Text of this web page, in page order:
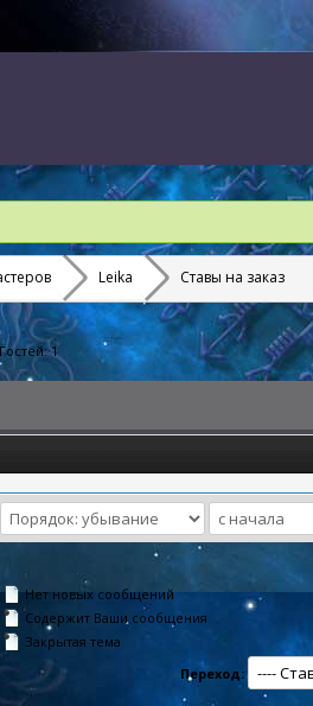
Leika Ставы на заказ
1
Нет новых сообщений
Содержит Ваши сообщения
Закрытая тема
Переход: